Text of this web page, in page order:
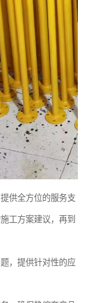
供全方位的服务支
工方案建议，再到
，提供针对性的应